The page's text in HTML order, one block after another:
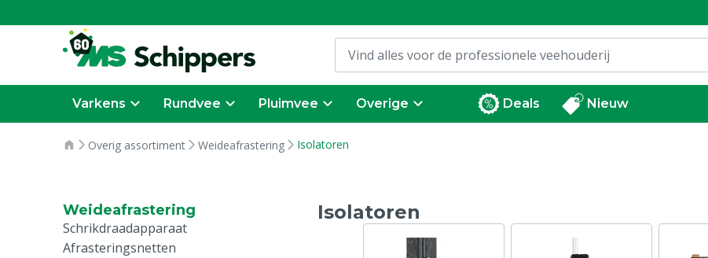
Varkens Rundvee Pluimvee Overige Deals Nieuw
Overig assortiment Weideafrastering Isolatoren
Weideafrastering
Schrikdraadapparaat
Afrasteringsnetten
Isolatoren